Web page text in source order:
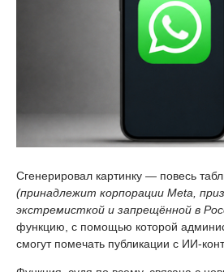
Сгенерировал картинку — повесь
(принадлежит корпорации Meta,
экстремисткой и запрещённой в
функцию, с помощью которой
смогут помечать публикации с ИИ-